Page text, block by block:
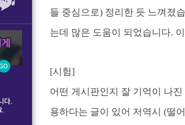
들 중심으로) 정리한 듯 느껴졌
는데 많은 도움이 되었습니다.
[시험]
어떤 게시판인지 잘 기억이 나
용하다는 글이 있어 저역시 (떨